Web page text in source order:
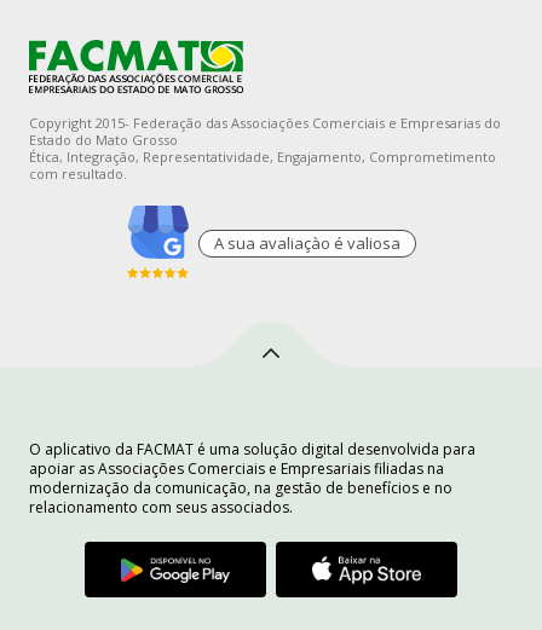
Copyright 2015- Federação das Associações Comerciais e Empresarias do
Estado do Mato Grosso
Ética, Integração, Representatividade, Engajamento, Comprometimento
com resultado.
A sua avaliaçào é valiosa
O aplicativo da FACMAT é uma solução digital desenvolvida para
apoiar as Associações Comerciais e Empresariais filiadas na
modernização da comunicação, na gestão de benefícios e no
relacionamento com seus associados.